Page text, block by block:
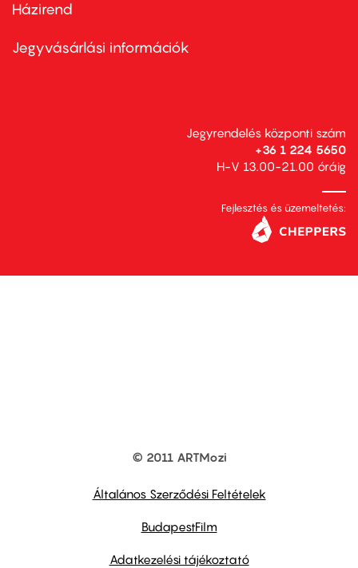
Footer
second
Házirend
Jegyvásárlási információk
Jegyrendelés központi szám
+36 1 224 5650
H-V 13.00-21.00 óráig
Fejlesztés és üzemeltetés:
© 2011 ARTMozi
Általános Szerződési Feltételek
BudapestFilm
Adatkezelési tájékoztató